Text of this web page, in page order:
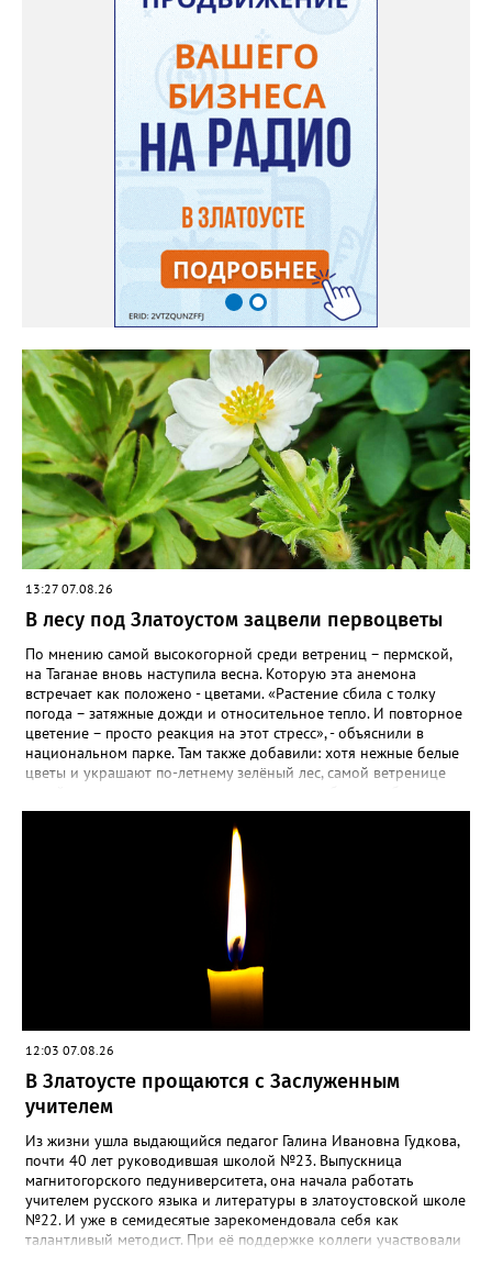
используется и в кулинарии». Семена, отметила собеседница
нашего портала, у неё были сорта «Вознесенская узколистная».
Только она хорошо зимует без укрытия. Всхожесть оказалась
на удивление хорошей: из пяти семян из каждой пачки четыре
взошли даже без стратификации. После покупки (по весне)
садовод советует сразу убрать семена в холодильник на два
месяца, а место посадки - мульчировать мелкой корой. Семена
самосевом в ней отлично прорастают. Если иногда срезать
сухие цветы и стряхивать семена вокруг куртины, лаванда
весной прорастет сама. Ещё один секрет – этот символ
Прованса не любит «вкусную» почву. Добавляйте в посадочную
яму гравий и песок – требуется хороший дренаж. В первый год
Екатерина рекомендует цветы убирать, чтобы силы куста
пошли на наращивание корневой системы. А со второго года
пусть лаванда цветёт во всю силу! Фото: Екатерина Бойко,
специально для «Златоуст.инфо». Обсуждение новости здесь
ВКОНТАКТЕ https://vk.com/newszlatoust74
13:27 07.08.26
В лесу под Златоустом зацвели первоцветы
По мнению самой высокогорной среди ветрениц – пермской,
на Таганае вновь наступила весна. Которую эта анемона
встречает как положено - цветами. «Растение сбила с толку
погода – затяжные дожди и относительное тепло. И повторное
цветение – просто реакция на этот стресс», - объяснили в
национальном парке. Там также добавили: хотя нежные белые
цветы и украшают по-летнему зелёный лес, самой ветренице
силы перед долгой зимовкой.
12:03 07.08.26
В Златоусте прощаются с Заслуженным
учителем
Из жизни ушла выдающийся педагог Галина Ивановна Гудкова,
почти 40 лет руководившая школой №23. Выпускница
магнитогорского педуниверситета, она начала работать
учителем русского языка и литературы в златоустовской школе
№22. И уже в семидесятые зарекомендовала себя как
талантливый методист. При её поддержке коллеги участвовали